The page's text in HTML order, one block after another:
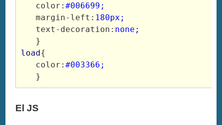
   color:
#006699;
   margin-left:
180px;
   text-decoration:
none;
load{
   color:
#003366;
   }
El JS